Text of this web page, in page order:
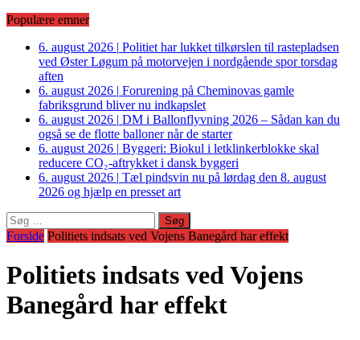
Populære emner
6. august 2026 | Politiet har lukket tilkørslen til rastepladsen
ved Øster Løgum på motorvejen i nordgående spor torsdag
aften
6. august 2026 | Forurening på Cheminovas gamle
fabriksgrund bliver nu indkapslet
6. august 2026 | DM i Ballonflyvning 2026 – Sådan kan du
også se de flotte balloner når de starter
6. august 2026 | Byggeri: Biokul i letklinkerblokke skal
reducere CO₂-aftrykket i dansk byggeri
6. august 2026 | Tæl pindsvin nu på lørdag den 8. august
2026 og hjælp en presset art
Søg
efter:
Forside Politiets indsats ved Vojens Banegård har effekt
Politiets indsats ved Vojens
Banegård har effekt